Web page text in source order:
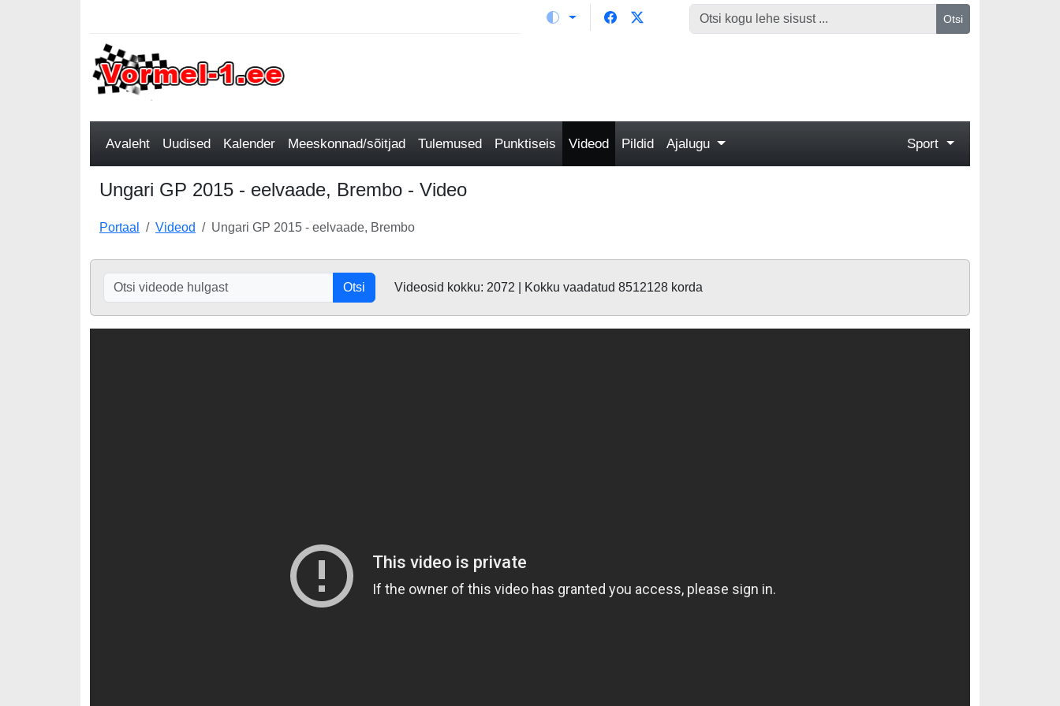
Otsi
Avaleht Uudised Kalender Meeskonnad/sõitjad Tulemused Punktiseis Videod Pildid Ajalugu Sport
Ungari GP 2015 - eelvaade, Brembo - Video
Portaal Videod Ungari GP 2015 - eelvaade, Brembo
Otsi Videosid kokku: 2072 | Kokku vaadatud 8512128 korda